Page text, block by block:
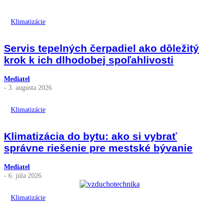
Klimatizácie
Servis tepelných čerpadiel ako dôležitý
krok k ich dlhodobej spoľahlivosti
Mediatel
- 3. augusta 2026
Klimatizácie
Klimatizácia do bytu: ako si vybrať
správne riešenie pre mestské bývanie
Mediatel
- 6. júla 2026
Klimatizácie